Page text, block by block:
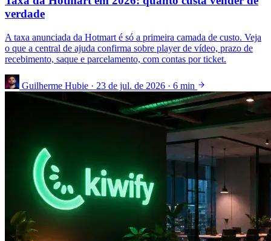
verdade
A taxa anunciada da Hotmart é só a primeira camada de custo. Veja
o que a central de ajuda confirma sobre player de vídeo, prazo de
recebimento, saque e parcelamento, com contas por ticket.
Guilherme Hubie · 23 de jul. de 2026 · 6 min